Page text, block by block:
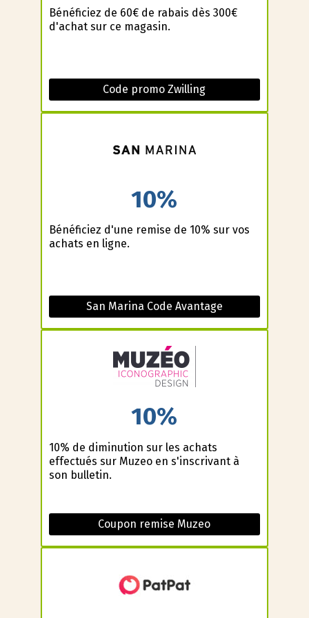
Bénéficiez de 60€ de rabais dès 300€
d'achat sur ce magasin.
Code promo Zwilling
10%
Bénéficiez d'une remise de 10% sur vos
achats en ligne.
San Marina Code Avantage
10%
10% de diminution sur les achats
effectués sur Muzeo en s'inscrivant à
son bulletin.
Coupon remise Muzeo